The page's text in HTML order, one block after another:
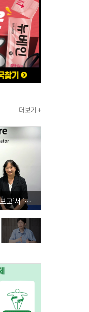
더보기 +
셀타스퀘어, 약물감시 ‘규제 보고’서 ‘데이터 의사결정’으로 "PVX 전환 요구 커진다"